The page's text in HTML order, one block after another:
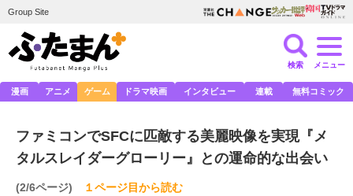
Group Site
検索 メニュー
漫画 アニメ ゲーム ドラマ映画 インタビュー 連載 無料コミック
ファミコンでSFCに匹敵する美麗映像を実現『メ
タルスレイダーグローリー』との運命的な出会い
(2/6ページ)
１ページ目から読む